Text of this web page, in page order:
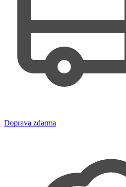
Doprava zdarma